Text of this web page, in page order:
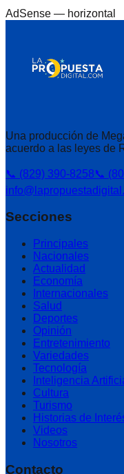
AdSense — horizontal
Una producción de
acuerdo a las leyes de
📞 (829) 390-8258📞
Secciones
Principales
Nacionales
Actualidad
Economía
Internacionales
Salud
Deportes
Opinión
Entretenimiento
Variedades
Tecnología
Inteligencia
Cultura
Turismo
Historias de
Videos
Nosotros
Contacto